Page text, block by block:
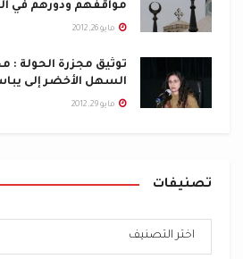
مواقفهم ودورهم في
مايو 26, 2012
توثيق مجزرة الحولة :
السهل الأخضر إلى
مايو 29, 2012
تصنيفات